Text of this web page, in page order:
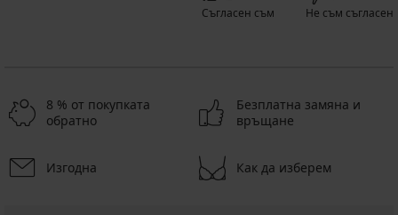
Съгласен съм Не съм съгласен
8 % от покупката
обратно
Безплатна замяна и
връщане
Изгодна Как да изберем